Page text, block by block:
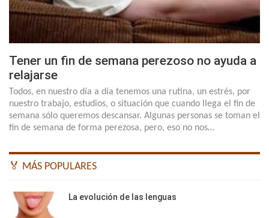
Tener un fin de semana perezoso no ayuda a
relajarse
Todos, en nuestro día a día tenemos una rutina, un estrés, por
nuestro trabajo, estudios, o situación que cuando llega el fin de
semana sólo queremos descansar. Algunas personas se toman el
fin de semana de forma perezosa, pero, eso no nos…
🏅 MÁS POPULARES
La evolución de las lenguas